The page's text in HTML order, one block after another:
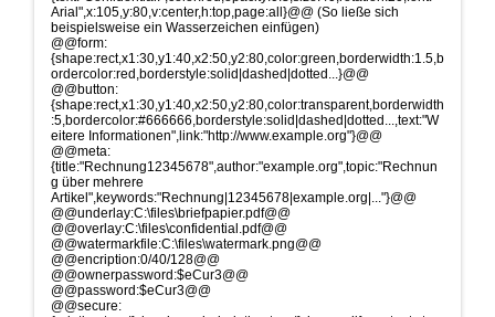
Arial",x:105,y:80,v:center,h:top,page:all}@@ (So ließe sich
beispielsweise ein Wasserzeichen einfügen)
@@form:
{shape:rect,x1:30,y1:40,x2:50,y2:80,color:green,borderwidth:1.5,b
ordercolor:red,borderstyle:solid|dashed|dotted...}@@
@@button:
{shape:rect,x1:30,y1:40,x2:50,y2:80,color:transparent,borderwidth
:5,bordercolor:#666666,borderstyle:solid|dashed|dotted...,text:"W
eitere Informationen",link:"http://www.example.org"}@@
@@meta:
{title:"Rechnung12345678",author:"example.org",topic:"Rechnun
g über mehrere
Artikel",keywords:"Rechnung|12345678|example.org|..."}@@
@@underlay:C:\files\briefpapier.pdf@@
@@overlay:C:\files\confidential.pdf@@
@@watermarkfile:C:\files\watermark.png@@
@@encription:0/40/128@@
@@ownerpassword:$eCur3@@
@@password:$eCur3@@
@@secure: